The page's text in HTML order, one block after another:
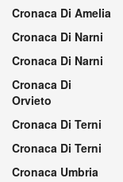
Cronaca Di Amelia
Cronaca Di Narni
Cronaca Di Narni
Cronaca Di
Orvieto
Cronaca Di Terni
Cronaca Di Terni
Cronaca Umbria